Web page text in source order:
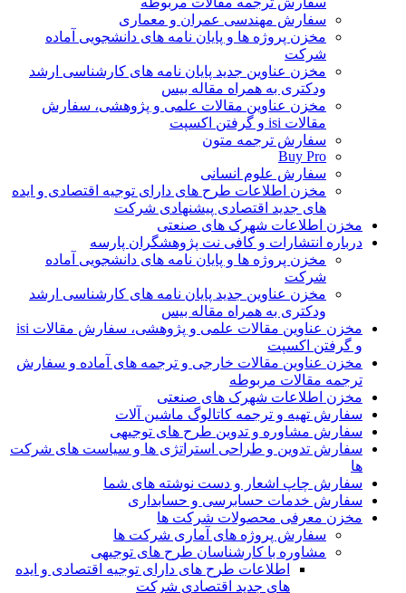
سفارش مهندسی عمران و معماری
مخزن پروژه ها و پایان نامه های دانشجویی آماده
شرکت
مخزن عناوین جدید پایان نامه های کارشناسی ارشد
ودکتری به همراه مقاله بیس
مخزن عناوین مقالات علمی و پژوهشی، سفارش
مقالات isi و گرفتن اکسپت
سفارش ترجمه متون
Buy Pro
سفارش علوم انسانی
مخزن اطلاعات طرح های دارای توجیه اقتصادی و ایده
های جدید اقتصادی پیشنهادی شرکت
مخزن اطلاعات شهرک های صنعتی
درباره انتشارات و کافی نت پژوهشگران پارسه
مخزن پروژه ها و پایان نامه های دانشجویی آماده
شرکت
مخزن عناوین جدید پایان نامه های کارشناسی ارشد
ودکتری به همراه مقاله بیس
مخزن عناوین مقالات علمی و پژوهشی، سفارش مقالات isi
و گرفتن اکسپت
مخزن عناوین مقالات خارجی و ترجمه های آماده و سفارش
ترجمه مقالات مربوطه
مخزن اطلاعات شهرک های صنعتی
سفارش تهیه و ترجمه کاتالوگ ماشین آلات
سفارش مشاوره و تدوین طرح های توجیهی
سفارش تدوین و طراحی استراتژی ها و سیاست های شرکت
ها
سفارش چاپ اشعار و دست نوشته های شما
سفارش خدمات حسابرسی و حسابداری
مخزن معرفی محصولات شرکت ها
سفارش پروژه های آماری شرکت ها
مشاوره با کارشناسان طرح های توجیهی
اطلاعات طرح های دارای توجیه اقتصادی و ایده
های جدید اقتصادی شرکت